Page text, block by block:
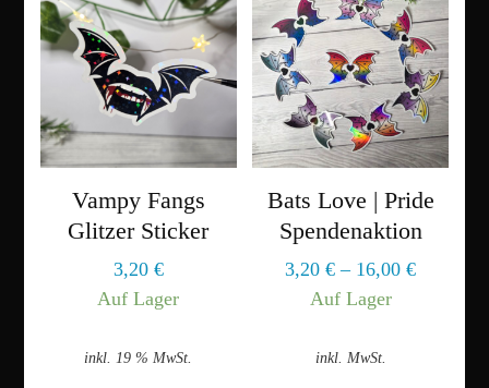
Vampy Fangs
Glitzer Sticker
3,20 €
Auf Lager
inkl. 19 % MwSt.
Bats Love | Pride
Spendenaktion
3,20€ – 16,00€
Auf Lager
inkl. MwSt.